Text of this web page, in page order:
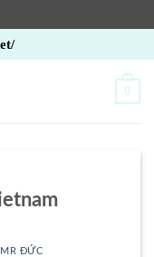
0
MR ĐỨC